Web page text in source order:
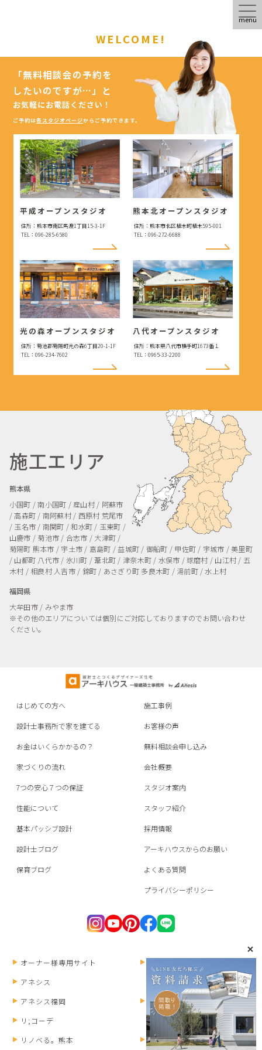
menu
WELCOME!
「無料相談会の予約を
したいのですが…」
と
お気軽にお電話ください！
ご予約は各スタジオページからご予約できます。
平成オープンスタジオ
住所：熊本市南区馬渡1丁目15-3-1F
TEL：096-285-6580
熊本北オープンスタジオ
住所：熊本市北区植木町植木595-001
TEL：096-272-6688
光の森オープンスタジオ
住所：菊池郡菊陽町光の森6丁目20-1-1F
TEL：096-234-7602
八代オープンスタジオ
住所：熊本県八代市横手町1673番１
TEL：0965-33-2200
施工エリア
熊本県
小国町 / 南小国町 / 産山村 / 阿蘇市
/ 高森町 / 南阿蘇村 / 西原村 荒尾市
/ 玉名市 / 南関町 / 和水町 / 玉東町 /
山鹿市 / 菊池市 / 合志市 / 大津町 /
菊陽町 熊本市 / 宇土市 / 嘉島町 / 益城町 / 御船町 / 甲佐町 / 宇城市 / 美里町
/ 山都町 八代市 / 氷川町 / 葦北町 / 津奈木町 / 水俣市 / 球磨村 / 山江村 / 五
木村 / 相良村人吉市 / 錦町 / あさぎり町 多良木町 / 湯前町 / 水上村
福岡県
大牟田市 / みやま市
※その他のエリアについては個別にご対応しておりますのでお問い合わせ
ください。
はじめての方へ
設計士事務所で家を建てる
お金はいくらかかるの？
家づくりの流れ
7つの安心７つの保証
性能について
基本パッシブ設計
設計士ブログ
保育ブログ
施工事例
お客様の声
無料相談会申し込み
会社概要
スタジオ案内
スタッフ紹介
採用情報
アーキハウスからのお願い
よくある質問
プライバシーポリシー
オーナー様専用サイト
アネシス
アネシス福岡
HOMEPARTY
リ;コーデ
リノベる。熊本
みずまわりん